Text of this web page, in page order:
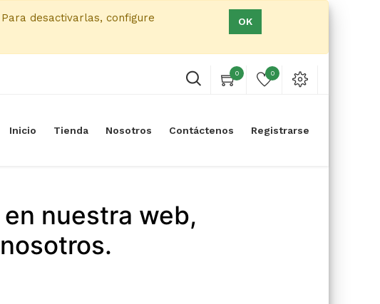
Para desactivarlas, configure
OK
0 0
Inicio Tienda Nosotros Contáctenos Registrarse
nuestra web,